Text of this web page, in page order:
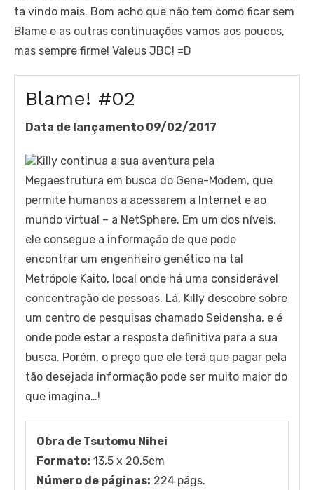
ta vindo mais. Bom acho que não tem como ficar sem
Blame e as outras continuações vamos aos poucos,
mas sempre firme! Valeus JBC! =D
Blame! #02
Data de lançamento 09/02/2017
Killy continua a sua aventura pela
Megaestrutura em busca do Gene-Modem, que
permite humanos a acessarem a Internet e ao
mundo virtual – a NetSphere. Em um dos níveis,
ele consegue a informação de que pode
encontrar um engenheiro genético na tal
Metrópole Kaito, local onde há uma considerável
concentração de pessoas. Lá, Killy descobre sobre
um centro de pesquisas chamado Seidensha, e é
onde pode estar a resposta definitiva para a sua
busca. Porém, o preço que ele terá que pagar pela
tão desejada informação pode ser muito maior do
que imagina…!
Obra de Tsutomu Nihei
Formato: 13,5 x 20,5cm
Número de páginas: 224 págs.